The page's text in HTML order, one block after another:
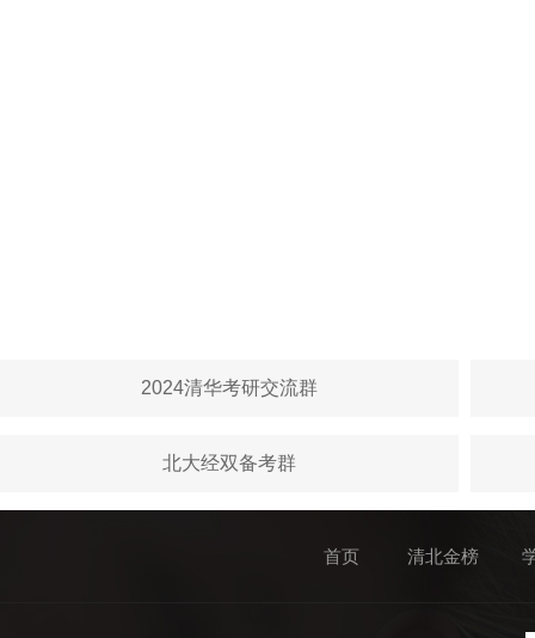
2024清华考研交流群
北大经双备考群
首页 清北金榜